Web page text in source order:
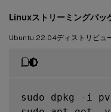
Linuxストリーミングパッ
Ubuntu 22.04ディストリビュ
sudo dpkg - i